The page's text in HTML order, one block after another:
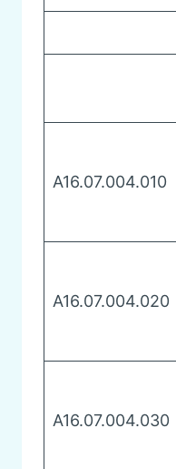
A16.07.004.010
A16.07.004.020
A16.07.004.030